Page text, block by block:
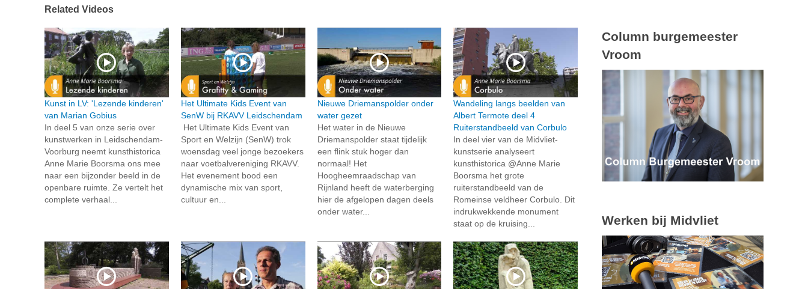
Related Videos
Kunst in LV: 'Lezende kinderen'
van Marian Gobius
In deel 5 van onze serie over
kunstwerken in Leidschendam-
Voorburg neemt kunsthistorica
Anne Marie Boorsma ons mee
naar een bijzonder beeld in de
openbare ruimte. Ze vertelt het
complete verhaal...
Het Ultimate Kids Event van
SenW bij RKAVV Leidschendam
Het Ultimate Kids Event van
Sport en Welzijn (SenW) trok
woensdag veel jonge bezoekers
naar voetbalvereniging RKAVV.
Het evenement bood een
dynamische mix van sport,
cultuur en...
Nieuwe Driemanspolder onder
water gezet
Het water in de Nieuwe
Driemanspolder staat tijdelijk
een flink stuk hoger dan
normaal! Het
Hoogheemraadschap van
Rijnland heeft de waterberging
hier de afgelopen dagen deels
onder water...
Wandeling langs beelden van
Albert Termote deel 4
Ruiterstandbeeld van Corbulo
In deel vier van de Midvliet-
kunstserie analyseert
kunsthistorica @Anne Marie
Boorsma het grote
ruiterstandbeeld van de
Romeinse veldheer Corbulo. Dit
indrukwekkende monument
staat op de kruising...
Column burgemeester
Vroom
Werken bij Midvliet